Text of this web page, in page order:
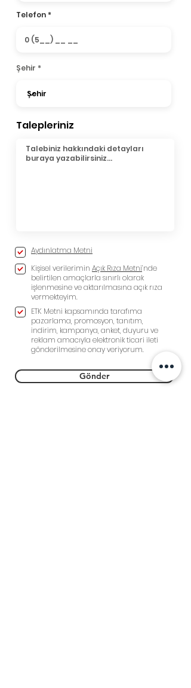
Telefon
Şehir
Talepleriniz
Aydınlatma Metni
Kişisel verilerimin Açık Rıza Metni’nde
belirtilen amaçlarla sınırlı olarak
işlenmesine ve aktarılmasına açık rıza
vermekteyim.
ETK Metni kapsamında tarafıma
pazarlama, promosyon, tanıtım,
indirim, kampanya, anket, duyuru ve
reklam amacıyla elektronik ticari ileti
gönderilmesine onay veriyorum.
Gönder